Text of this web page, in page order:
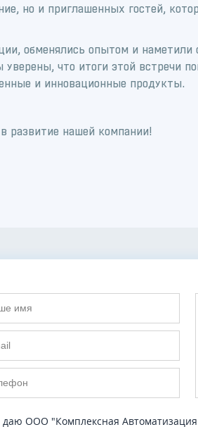
но и приглашенных гостей,
обменялись опытом и наметили
что итоги этой встречи
и инновационные продукты.
развитие нашей компании!
ООО "Комплексная Автоматизация